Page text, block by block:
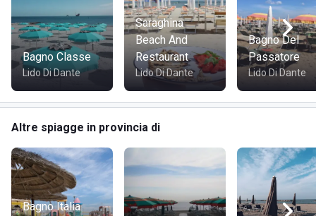
Bagno Classe
Lido Di Dante
Saraghina
Beach And
Restaurant
Lido Di Dante
Bagno Del
Passatore
Lido Di Dante
Altre spiagge in provincia di
Bagno Italia